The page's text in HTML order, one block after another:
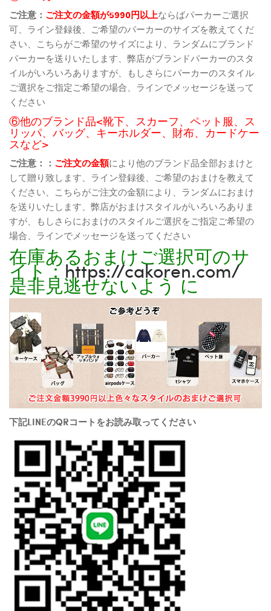
ご注意： ご注文の金額が5990円以上ならばパーカーご選択
可、ライン登録後、ご希望のパーカーのサイズを教えてくだ
さい、こちらがご希望のサイズにより、ランダムにブランド
パーカーを送りいたします、弊店がブランドパーカーのスタ
イルがいろいろありますが、もしさらにパーカーのスタイル
ご選択をご指定ご希望の場合、ラインでメッセージを送って
ください
⑥他のブランド品<靴下、スカーフ、ペット服、ス
リッパ、バッグ、キーホルダー、財布、カードケー
スなど>
ご注意：： ご注文の金額により他のブランド品全部おまけと
して贈り致します、ライン登録後、ご希望のおまけを教えて
ください、こちらがご注文の金額により、ランダムにおまけ
を送りいたします、弊店がおまけスタイルがいろいろありま
すが、もしさらにおまけのスタイルご選択をご指定ご希望の
場合、ラインでメッセージを送ってください
在庫あるおまけご選択可のサ
イト：https://cakoren.com/
是非見逃せないよう に
下記LINEのQRコートをお読み取ってください